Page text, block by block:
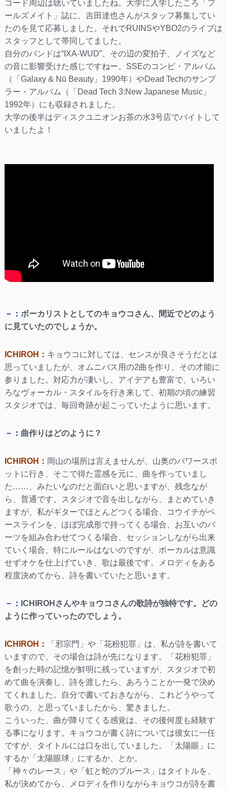
コード周辺は聴いていましたね。大学に入学したころ「フ
ールズメイト」誌に、吉田達也さんがスタッフ募集してい
たのを見て応募しました。それでRUINSやYBO2のライブは
スタッフとして帯同してました。
自分のバンドは“IXA-WUD”、その辺の変拍子、ノイズなど
の音に影響受けた感じですねー。SSEのコンピ・アルバム
（「Galaxy & Nū Beauty」1990年）やDead Techのサンプ
ラー・アルバム（「Dead Tech 3:New Japanese Music」
1992年）にも収録されました。
大学の後半はディスクユニオンお茶の水3号店でバイトして
いましたよ！
－： ボーカリストとしてのキョウコさん、間近でどのよう
に見ていたのでしょうか。
ICHIROH： キョウコに対しては、センスが良さそうだとは
思っていましたが、オムニバス用の2曲を作り、その才能に
参りました。対応力が凄いし、アイデアも豊富で、いろい
ろなヴォーカル・スタイルを行き来して、初期の頃の練習
スタジオでは、毎回奇跡が起こっていたように思います。
－： 曲作りはどのように？
ICHIROH： 岡山の場所は言えませんが、山奥のパワースポ
ットに行き、そこで得た霊感を元に、曲を作っていまし
た……、みたいなのだと面白いと思いますが、残念なが
ら、普通です。スタジオで音を出しながら、まとめていき
ますが、私がギターでほとんどつくる場合、コウイチがベ
ースラインを、ほぼ完成形で持ってくる場合、お互いのパ
ーツを組み合わせてつくる場合、セッションしながら出来
ていく場合、特にルールはないのですが、ボーカルは意識
せずオケを仕上げていき、歌は最後です。メロディをある
程度決めてから、詩を書いていたと思います。
－： ICHIROHさんやキョウコさんの歌詩が独特です。どの
ように作っていったのでしょう。
ICHIROH：
「邪宗門」や「花粉犯罪」は、私が詩を書いて
いますので、その場合は詩が先になります。「花粉犯罪」
を創った時の記憶が鮮明に残っていますが、スタジオで初
めて曲を演奏し、詩を渡したら、あろうことか一発で決め
てくれました。自分で書いておきながら、これどうやって
歌うの、と思っていましたから、驚きました。
こういった、曲が降りてくる感覚は、その後何度も経験す
る事になります。キョウコが書く詩については彼女に一任
ですが、タイトルには口を出していました。「太陽眼」に
するか「太陽眼球」にするか、とか。
「神々のレース」や「虹と蛇のブルース」はタイトルを、
私が決めてから、メロディを作りながらキョウコが詩を書